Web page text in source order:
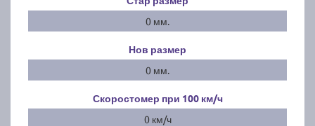
0 мм.
Нов размер
0 мм.
Скоростомер при 100 км/ч
0 км/ч